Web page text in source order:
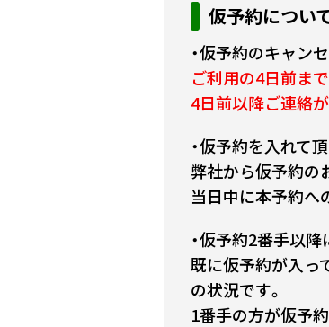
仮予約につい
・仮予約のキャン
ご利用の4日前ま
4日前以降ご連絡
・仮予約を入れて
弊社から仮予約の
当日中に本予約へ
・仮予約2番手以降
既に仮予約が入っ
の状況です。
1番手の方が仮予